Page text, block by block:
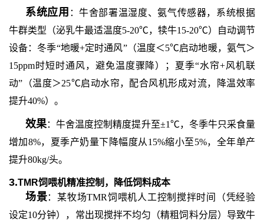
系统应用 ：牛舍部署温湿度、氨气传感器，系统根据
牛群类型（泌乳牛最适温度5-20℃，犊牛15-20℃）自动调节
设备：冬季“地暖+定时通风”（温度＜5℃启动地暖，氨气＞
15ppm时短时通风，避免温度骤降）；夏季“水帘+风机联
动”（温度＞25℃启动水帘，配合风机形成对流，降温效率
提升40%）。
效果：牛舍温度控制精度提升至±1℃，冬季牛只采食量
增加8%，夏季产奶量下降幅度从15%缩小至5%，全年单产
提升80kg/头。
3.TMR饲喂机精准控制，降低饲料成本
场景：某牧场TMR饲喂机人工控制搅拌时间（凭经验
设定10分钟），常出现搅拌不均匀（精粗饲料分层）导致牛